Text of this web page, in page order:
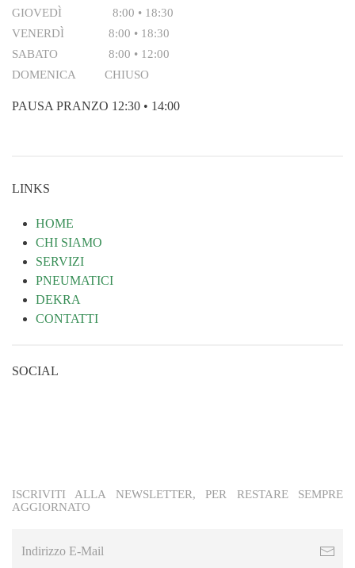
GIOVEDÌ 8:00 • 18:30
VENERDÌ 8:00 • 18:30
SABATO 8:00 • 12:00
DOMENICA CHIUSO
PAUSA PRANZO 12:30 • 14:00
LINKS
HOME
CHI SIAMO
SERVIZI
PNEUMATICI
DEKRA
CONTATTI
SOCIAL
ISCRIVITI ALLA NEWSLETTER, PER RESTARE SEMPRE
AGGIORNATO